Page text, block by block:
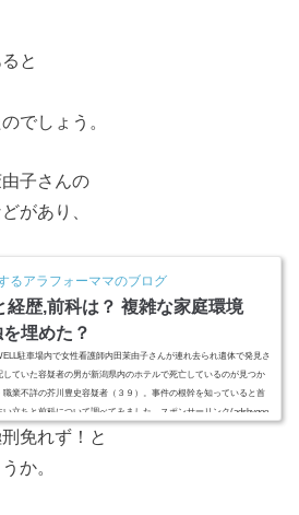
と
でしょう。
子さんの
があり、
るアラフォーママのブログ
経歴,前科は？ 複雑な家庭環境
埋めた？
駐車場内で女性看護師内田茉由子さんが連れ去られ遺体で発見さ
ていた容疑者の男が新潟県内のホテルで死亡しているのが見つか
業不詳の芥川豊史容疑者（３９）。事件の根幹を知っていると首
立ちと前科について調べてみました。スポンサーリンク(adsbygoo
豊史,生い立ちと経歴、前科？ついに事件の首謀者とみられる男が
免れず！と
か。